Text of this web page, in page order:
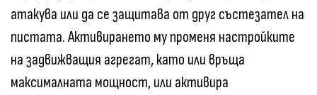
атакува или да се защитава от друг състезател на
пистата. Активирането му променя настройките
на задвижващия агрегат, като или връща
максималната мощност, или активира